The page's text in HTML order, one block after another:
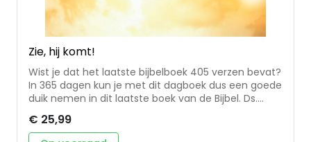
Zie, hij komt!
Wist je dat het laatste bijbelboek 405 verzen bevat?
In 365 dagen kun je met dit dagboek dus een goede
duik nemen in dit laatste boek van de Bijbel. Ds.
Openbaring op eenvoudige wijze toegankelijk. Elk
vers wordt besproken met een toelichting,
€ 25,99